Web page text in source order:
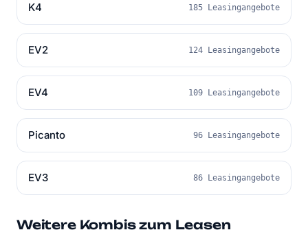
K4 185 Leasingangebote
EV2 124 Leasingangebote
EV4 109 Leasingangebote
Picanto 96 Leasingangebote
EV3 86 Leasingangebote
Weitere Kombis zum Leasen